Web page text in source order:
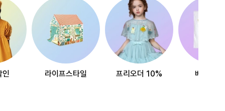
라이프스타일 프리오더 10% 베스트리